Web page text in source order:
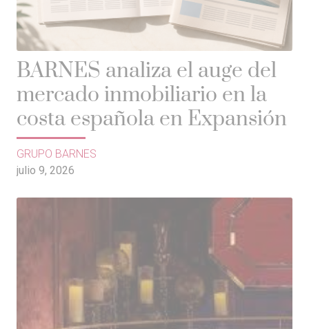
BARNES analiza el auge del
mercado inmobiliario en la
costa española en Expansión
julio 9, 2026
GRUPO BARNES